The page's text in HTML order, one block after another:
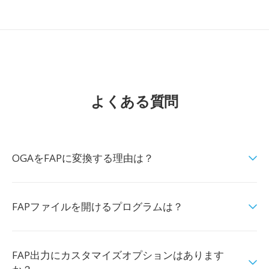
よくある質問
OGAをFAPに変換する理由は？
FAPファイルを開けるプログラムは？
FAP出力にカスタマイズオプションはあります